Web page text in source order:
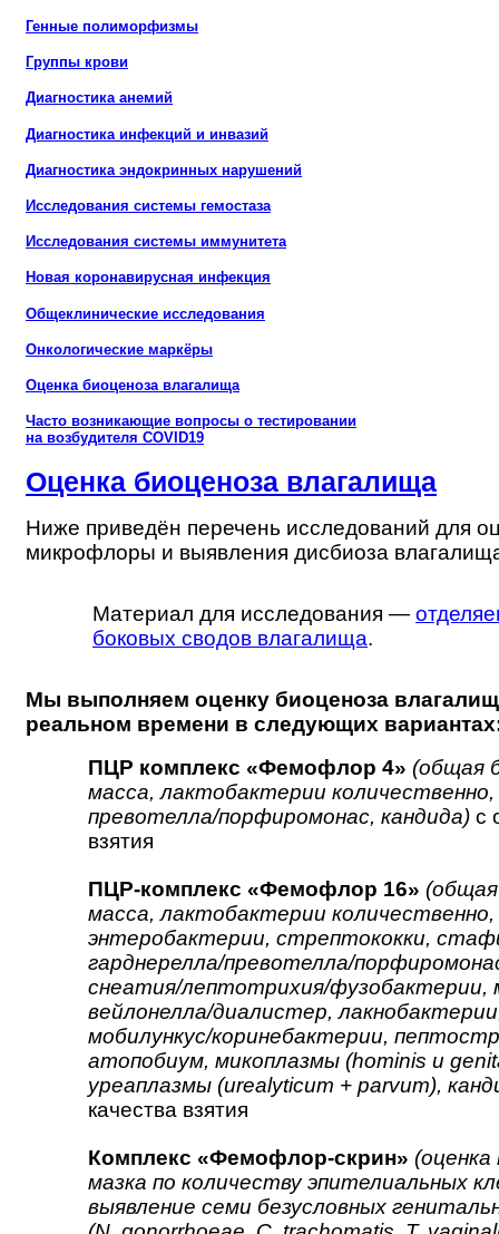
Генные полиморфизмы
Группы крови
Диагностика анемий
Диагностика инфекций и инвазий
Диагностика эндокринных нарушений
Исследования системы гемостаза
Исследования системы иммунитета
Новая коронавирусная инфекция
Общеклинические исследования
Онкологические маркёры
Оценка биоценоза влагалища
Часто возникающие вопросы о тестировании
на возбудителя COVID19
Оценка биоценоза влагалища
Ниже приведён перечень исследований для
микрофлоры и выявления дисбиоза
Материал для исследования —
боковых сводов влагалища.
Мы выполняем оценку биоценоза
реальном времени в следующих
ПЦР комплекс «Фемофлор 4» (общая
масса, лактобактерии количественно,
превотелла/порфиромонас, кандида) с
взятия
ПЦР-комплекс «Фемофлор 16»
масса, лактобактерии
энтеробактерии, стрептококки,
гарднерелла/превотелла/
снеатия/лептотрихия/фузобактерии,
вейлонелла/диалистер,
мобилункус/коринебактерии,
атопобиум, микоплазмы (hominis и
уреаплазмы (urealyticum + parvum),
качества взятия
Комплекс «Фемофлор-скрин» (оценка
мазка по количеству эпителиальных
выявление семи безусловных